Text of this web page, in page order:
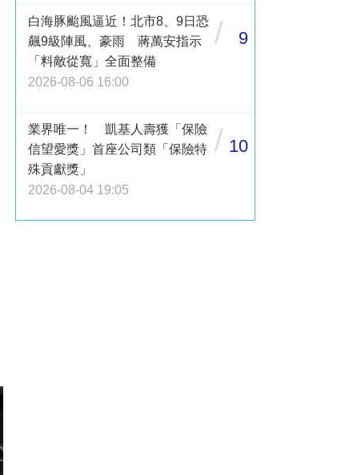
白海豚颱風逼近！北市8、9日恐
飆9級陣風、豪雨 蔣萬安指示
「料敵從寬」全面整備
2026-08-06 16:00
/ 9
業界唯一！ 凱基人壽獲「保險
信望愛獎」首座公司類「保險特
殊貢獻獎」
2026-08-04 19:05
/ 10